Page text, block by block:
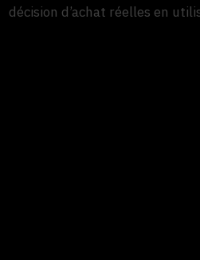
décision d’achat réelles en